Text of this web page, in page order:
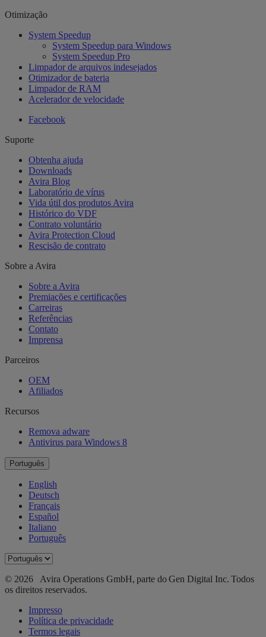
Otimização
System Speedup
System Speedup para Windows
System Speedup Pro
Limpador de arquivos indesejados
Otimizador de bateria
Limpador de RAM
Acelerador de velocidade
Facebook
Suporte
Obtenha ajuda
Downloads
Avira Blog
Laboratório de vírus
Vida útil dos produtos Avira
Histórico do VDF
Contrato voluntário
Avira Protection Cloud
Rescisão de contrato
Sobre a Avira
Sobre a Avira
Premiações e certificações
Carreiras
Referências
Contato
Imprensa
Parceiros
OEM
Afiliados
Recursos
Remova adware
Antivirus para Windows 8
Português
English
Deutsch
Français
Español
Italiano
Português
© 2026 Avira Operations GmbH, parte do Gen Digital Inc. Todos
os direitos reservados.
Impresso
Política de privacidade
Termos legais